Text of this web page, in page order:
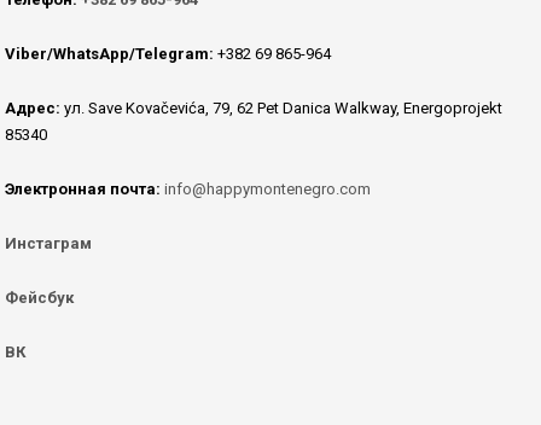
Viber/WhatsApp/Telegram: +382 69 865-964
Адрес: ул. Save Kovačevića, 79, 62 Pet Danica Walkway, Energoprojekt
85340
Электронная почта: info@happymontenegro.com
Инстаграм
Фейсбук
ВК